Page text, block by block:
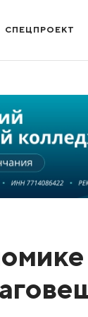
СПЕЦПРОЕКТ